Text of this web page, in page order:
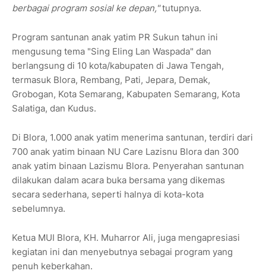
berbagai program sosial ke depan,"tutupnya.
Program santunan anak yatim PR Sukun tahun ini
mengusung tema "Sing Eling Lan Waspada" dan
berlangsung di 10 kota/kabupaten di Jawa Tengah,
termasuk Blora, Rembang, Pati, Jepara, Demak,
Grobogan, Kota Semarang, Kabupaten Semarang, Kota
Salatiga, dan Kudus.
Di Blora, 1.000 anak yatim menerima santunan, terdiri dari
700 anak yatim binaan NU Care Lazisnu Blora dan 300
anak yatim binaan Lazismu Blora. Penyerahan santunan
dilakukan dalam acara buka bersama yang dikemas
secara sederhana, seperti halnya di kota-kota
sebelumnya.
Ketua MUI Blora, KH. Muharror Ali, juga mengapresiasi
kegiatan ini dan menyebutnya sebagai program yang
penuh keberkahan.